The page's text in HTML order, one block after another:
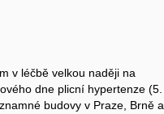
v léčbě velkou naději na
dne plicní hypertenze (5.
budovy v Praze, Brně a